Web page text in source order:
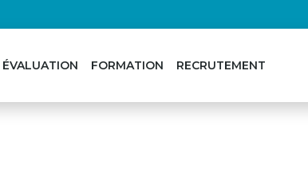
ÉVALUATION FORMATION RECRUTEMENT